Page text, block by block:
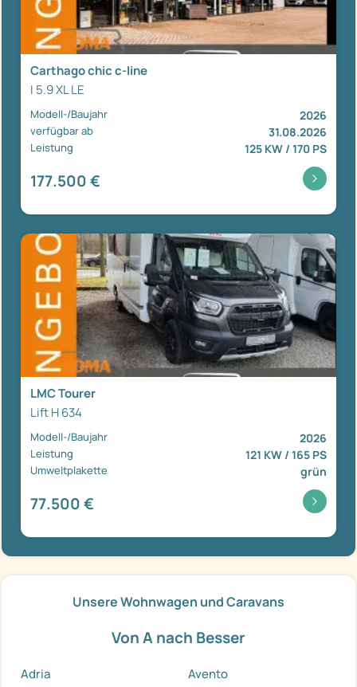
Carthago chic c-line
I 5.9 XL LE
Modell-/Baujahr 2026
verfügbar ab 31.08.2026
Leistung 125 KW / 170 PS
177.500 €
LMC Tourer
Lift H 634
Modell-/Baujahr 2026
Leistung 121 KW / 165 PS
Umweltplakette grün
77.500 €
Unsere Wohnwagen und Caravans
Von A nach Besser
Adria
Avento